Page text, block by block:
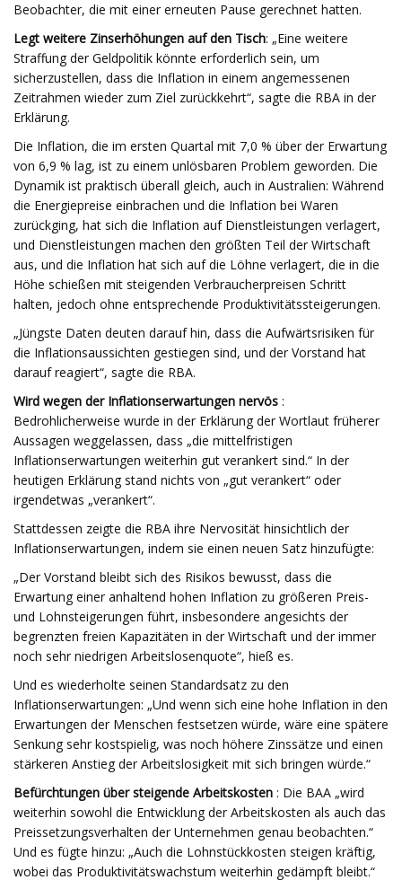
Beobachter, die mit einer erneuten Pause gerechnet hatten.
Legt weitere Zinserhöhungen auf den Tisch: „Eine weitere
Straffung der Geldpolitik könnte erforderlich sein, um
sicherzustellen, dass die Inflation in einem angemessenen
Zeitrahmen wieder zum Ziel zurückkehrt“, sagte die RBA in der
Erklärung.
Die Inflation, die im ersten Quartal mit 7,0 % über der Erwartung
von 6,9 % lag, ist zu einem unlösbaren Problem geworden. Die
Dynamik ist praktisch überall gleich, auch in Australien: Während
die Energiepreise einbrachen und die Inflation bei Waren
zurückging, hat sich die Inflation auf Dienstleistungen verlagert,
und Dienstleistungen machen den größten Teil der Wirtschaft
aus, und die Inflation hat sich auf die Löhne verlagert, die in die
Höhe schießen mit steigenden Verbraucherpreisen Schritt
halten, jedoch ohne entsprechende Produktivitätssteigerungen.
„Jüngste Daten deuten darauf hin, dass die Aufwärtsrisiken für
die Inflationsaussichten gestiegen sind, und der Vorstand hat
darauf reagiert“, sagte die RBA.
Wird wegen der Inflationserwartungen nervös :
Bedrohlicherweise wurde in der Erklärung der Wortlaut früherer
Aussagen weggelassen, dass „die mittelfristigen
Inflationserwartungen weiterhin gut verankert sind.“ In der
heutigen Erklärung stand nichts von „gut verankert“ oder
irgendetwas „verankert“.
Stattdessen zeigte die RBA ihre Nervosität hinsichtlich der
Inflationserwartungen, indem sie einen neuen Satz hinzufügte:
„Der Vorstand bleibt sich des Risikos bewusst, dass die
Erwartung einer anhaltend hohen Inflation zu größeren Preis-
und Lohnsteigerungen führt, insbesondere angesichts der
begrenzten freien Kapazitäten in der Wirtschaft und der immer
noch sehr niedrigen Arbeitslosenquote“, hieß es.
Und es wiederholte seinen Standardsatz zu den
Inflationserwartungen: „Und wenn sich eine hohe Inflation in den
Erwartungen der Menschen festsetzen würde, wäre eine spätere
Senkung sehr kostspielig, was noch höhere Zinssätze und einen
stärkeren Anstieg der Arbeitslosigkeit mit sich bringen würde.“
Befürchtungen über steigende Arbeitskosten : Die BAA „wird
weiterhin sowohl die Entwicklung der Arbeitskosten als auch das
Preissetzungsverhalten der Unternehmen genau beobachten.“
Und es fügte hinzu: „Auch die Lohnstückkosten steigen kräftig,
wobei das Produktivitätswachstum weiterhin gedämpft bleibt.“